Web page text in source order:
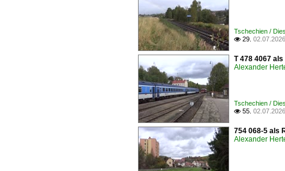
Tschechien /
 29. 02.07.2026
T 478 4067
Alexander
Tschechien /
 55. 02.07.2026
754 068-5 als
Alexander